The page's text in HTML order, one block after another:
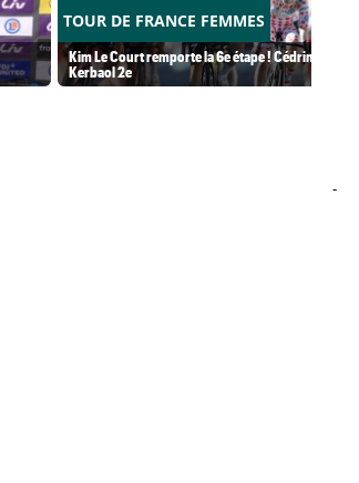
TOUR DE FRANCE FEMMES
Kim Le Court remporte la 6e étape ! Cédrine
Kerbaol 2e
-